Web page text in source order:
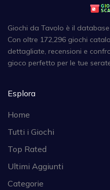
Giochi da Tavolo è il
Con oltre 172,296 giochi
dettagliate, recensioni e
gioco perfetto per le tue
Esplora
Home
Tutti i Giochi
Top Rated
Ultimi Aggiunti
Categorie